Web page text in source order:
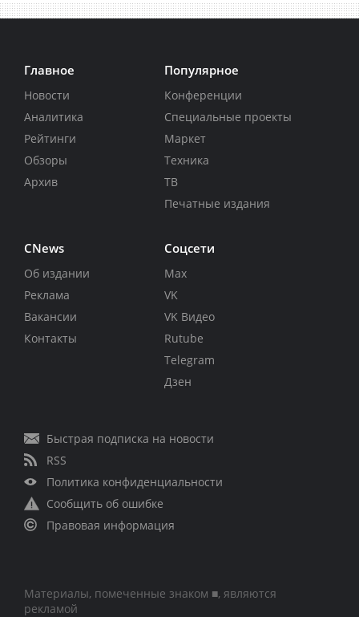
Главное
Новости
Аналитика
Рейтинги
Обзоры
Архив
Популярное
Конференции
Специальные проекты
Маркет
Техника
ТВ
Печатные издания
CNews
Об издании
Реклама
Вакансии
Контакты
Соцсети
Max
VK
VK Видео
Rutube
Telegram
Дзен
Быстрая подписка на новости
RSS
Политика конфиденциальности
Сообщить об ошибке
Правовая информация
Материалы, помеченные знаком ■, являются
рекламой